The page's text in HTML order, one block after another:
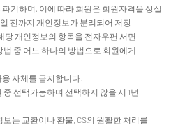
기하며, 이에 따라 회원은 회원자격을 상실
전까지 개인정보가 분리되어 저장
당 개인정보의 항목을 전자우편 서면
중 어느 하나의 방법으로 회원에게
자체를 금지합니다.
선택가능하며 선택하지 않을 시 1년
는 교환이나 환불, CS의 원활한 처리를